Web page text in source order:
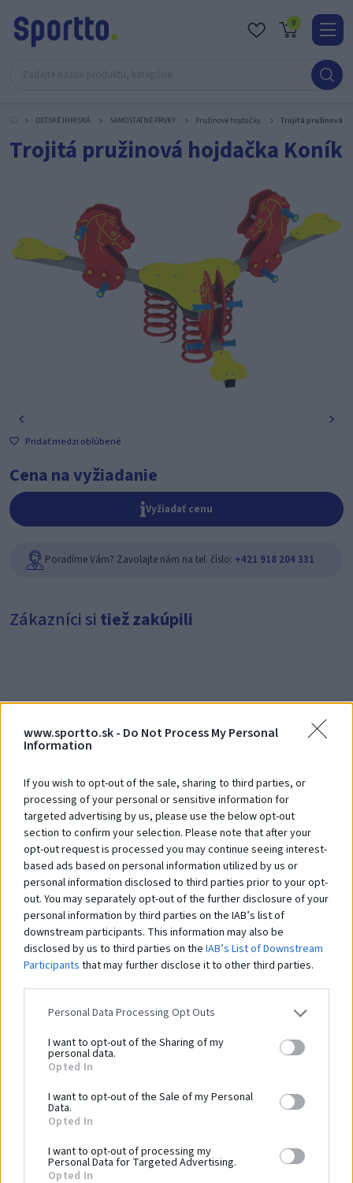
www.sportto.sk - Do Not Process My Personal
Information
If you wish to opt-out of the sale, sharing to third parties, or
processing of your personal or sensitive information for
targeted advertising by us, please use the below opt-out
section to confirm your selection. Please note that after your
opt-out request is processed you may continue seeing interest-
based ads based on personal information utilized by us or
personal information disclosed to third parties prior to your opt-
out. You may separately opt-out of the further disclosure of your
personal information by third parties on the IAB’s list of
downstream participants. This information may also be
disclosed by us to third parties on the IAB’s List of Downstream
Participants that may further disclose it to other third parties.
Personal Data Processing Opt Outs
I want to opt-out of the Sharing of my
personal data.
Opted In
I want to opt-out of the Sale of my Personal
Data.
Opted In
I want to opt-out of processing my
Personal Data for Targeted Advertising.
Opted In
0
O
DETSKÉ IHRISKÁ SAMOSTATNÉ PRVKY Pružinové hojdačky Trojitá pružinová
Trojitá pružinová hojdačka Koník
Pridať medzi obľúbené
Cena na vyžiadanie
Vyžiadať cenu
Poradíme Vám? Zavolajte nám na tel. číslo: +421 918 204 331
Zákazníci si tiež zakúpili
Pružinová hojdačka Vrtuľa 2
Čo robí tentoprodukt
výnimočným?
Bezpečnostná norma:
PN-EN 1176-1:2017-12, PN-EN 1176-
Kapacita:
3 osoby
Dĺžka zariadenia:
205 cm
Šírka zariadenia:
Výška zariadenia:
Výška voľného pádu:
50 cm
Bezpečnostný povrch:
440 cm
Šírka bezpečnostnej